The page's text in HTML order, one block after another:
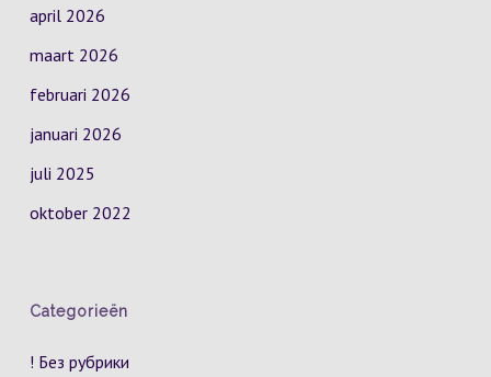
april 2026
maart 2026
februari 2026
januari 2026
juli 2025
oktober 2022
Categorieën
! Без рубрики